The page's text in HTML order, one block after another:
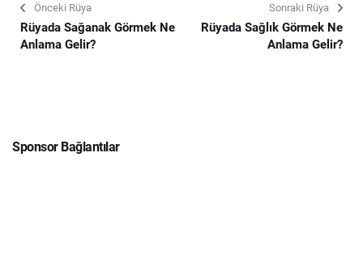
Önceki Rüya
Rüyada Sağanak Görmek Ne
Anlama Gelir?
Sonraki Rüya
Rüyada Sağlık Görmek Ne
Anlama Gelir?
Sponsor Bağlantılar